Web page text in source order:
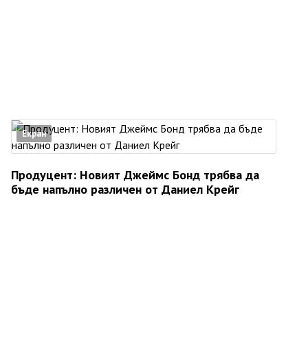
Екран
Продуцент: Новият Джеймс Бонд трябва да
бъде напълно различен от Даниел Крейг